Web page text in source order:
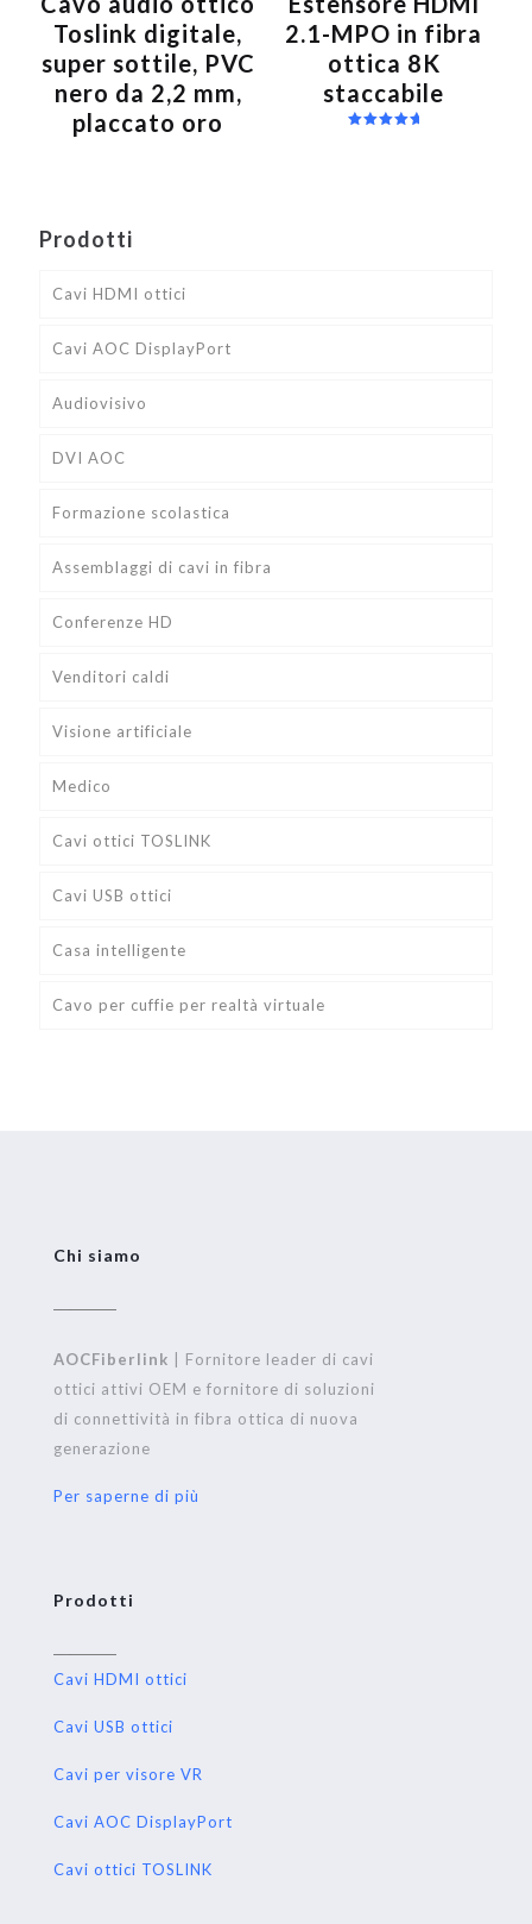
Toslink digitale,
super sottile, PVC
nero da 2,2 mm,
placcato oro
2.1-MPO in fibra
ottica 8K
staccabile
Prodotti
Cavi HDMI ottici
Cavi AOC DisplayPort
Audiovisivo
DVI AOC
Formazione scolastica
Assemblaggi di cavi in fibra
Conferenze HD
Venditori caldi
Visione artificiale
Medico
Cavi ottici TOSLINK
Cavi USB ottici
Casa intelligente
Cavo per cuffie per realtà virtuale
Chi siamo
AOCFiberlink | Fornitore leader di cavi
ottici attivi OEM e fornitore di soluzioni
di connettività in fibra ottica di nuova
generazione
Per saperne di più
Prodotti
Cavi HDMI ottici
Cavi USB ottici
Cavi per visore VR
Cavi AOC DisplayPort
Cavi ottici TOSLINK